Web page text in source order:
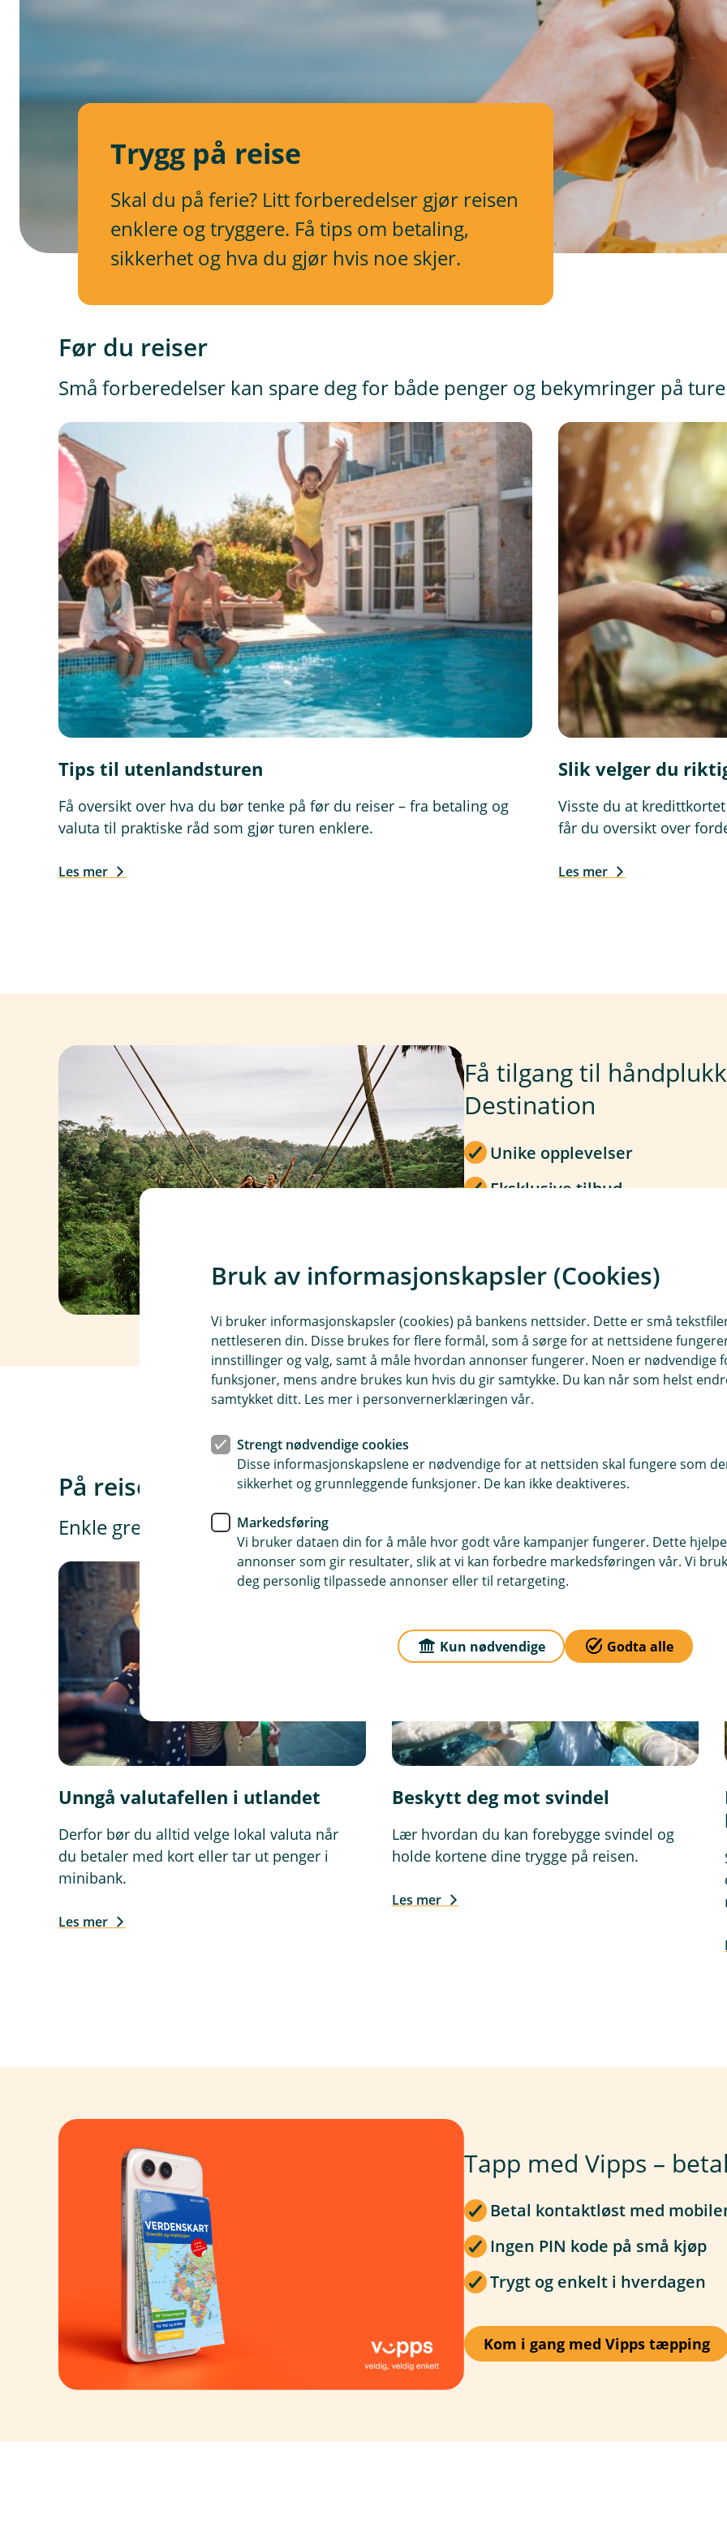
Trygg på reise
Skal du på ferie? Litt forberedelser gjør reisen
enklere og tryggere. Få tips om betaling,
sikkerhet og hva du gjør hvis noe skjer.
Før du reiser
Små forberedelser kan spare deg for både penger og bekymringer på
Tips til utenlandsturen
Få oversikt over hva du bør tenke på før du reiser – fra betaling og
valuta til praktiske råd som gjør turen enklere.
Les mer
Slik velger du
Visste du at
får du oversikt over
Les mer
Få tilgang til
Destination
Unike opplevelser
Eksklusive tilbud
Sjekk ut Visa Destinations
På reisen
Enkle grep gjør at du kan fokusere på opplevelsene – ikke bekymringer.
Unngå valutafellen i utlandet
Derfor bør du alltid velge lokal valuta når
du betaler med kort eller tar ut penger i
minibank.
Les mer
Beskytt deg mot svindel
Lær hvordan du kan forebygge svindel og
holde kortene dine trygge på reisen.
Les mer
Tapp med Vipps –
Betal kontaktløst med
Ingen PIN kode på små kjøp
Trygt og enkelt i hverdagen
Kom i gang med Vipps tæpping
Bruk av informasjonskapsler (Cookies)
Vi bruker informasjonskapsler (cookies) på bankens nettsider. Dette er små
nettleseren din. Disse brukes for flere formål, som å sørge for at nettsidene
innstillinger og valg, samt å måle hvordan annonser fungerer. Noen er nødvendige
funksjoner, mens andre brukes kun hvis du gir samtykke. Du kan når som helst
samtykket ditt. Les mer i personvernerklæringen vår.
Strengt nødvendige cookies
Disse informasjonskapslene er nødvendige for at nettsiden skal fungere som
sikkerhet og grunnleggende funksjoner. De kan ikke deaktiveres.
Markedsføring
Vi bruker dataen din for å måle hvor godt våre kampanjer fungerer. Dette
annonser som gir resultater, slik at vi kan forbedre markedsføringen vår. Vi
deg personlig tilpassede annonser eller til retargeting.
Kun nødvendige Godta alle